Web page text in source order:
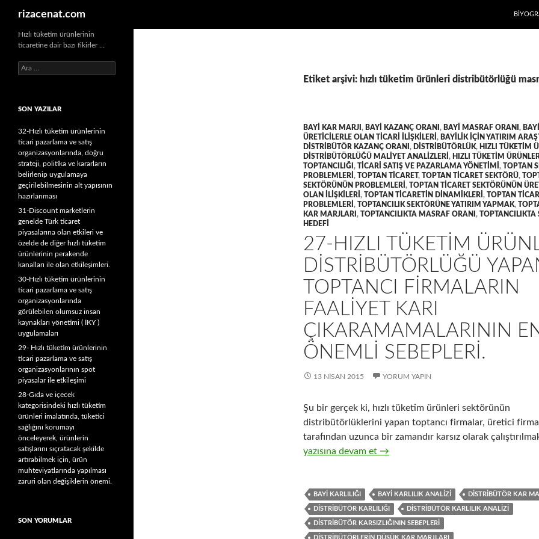
rizacenat.com
Etiket arşivi: hızlı tüketim ürünleri distribütörlüğü
BAYI KAR MARJI , BAYI KAZANÇ ORANI , BAYI MASRAF ORANI ,
ÜRETICILERLE OLAN TICARI ILIŞKILERI , BAYILIK IÇIN YATIRIM
DISTRIBÜTÖR KAZANÇ ORANI , DISTRIBÜTÖRLÜK, HIZLI TÜKETIM
DISTRIBÜTÖRLÜĞÜ MALIYET ANALIZLERI , HIZLI TÜKETIM
TOPTANCILIĞI , TICARI SATIŞ VE PAZARLAMA YÖNETIMI , TOPTAN
PROBLEMLERI , TOPTAN TICARET, TOPTAN TICARET SEKTÖRÜ,
SEKTÖRÜNÜN PROBLEMLERI , TOPTAN TICARET SEKTÖRÜNÜN
OLAN ILIŞKILERI , TOPTAN TICARETIN DINAMIKLERI , TOPTAN
PROBLEMLERI , TOPTANCILIK SEKTÖRÜNE YATIRIM YAPMAK,
KAR MARJLARI , TOPTANCILIKTA MASRAF ORANI , TOPTANCILIKTA
HEDEFI
27-HIZLI TÜKETIM
DISTRIBÜTÖRLÜĞÜ
TOPTANCI FIRMALARIN
FAALIYET KARI
ÇIKARAMAMALARININ
ÖNEMLI SEBEPLERI.
13 NISAN 2015 YORUM YAPIN
Şu bir gerçek ki, hızlı tüketim ürünleri sektörünün
distribütörlüklerini yapan toptancı firmalar, üretici
tarafından uzunca bir zamandır karsız olarak
27-Hızlı tüketim ürünleri distribütörlüğü yapan toptancı
yazısına devam et →
BAYI KARLILIĞI BAYI KARLILIK ANALIZI DISTRIBÜTÖR KAR
DISTRIBÜTÖR KARLILIĞI DISTRIBÜTÖR KARLILIK ANALIZI
DISTRIBÜTÖR KARSIZLIĞININ SEBEPLERI
DISTRIBÜTÖRLERIN DÜŞÜK KAR MARJLARI
Hızlı tüketim ürünlerinin
ticaretine dair bazı fikirler …
A
r
a
SON YAZILAR
32-Hızlı tüketim ürünlerinin
ticari pazarlama ve satış
organizasyonlarında, doğru
strateji, politika ve kararların
belirlenip uygulamaya
geçirilebilmesinin alt yapısının
hazırlanması
31-Discount marketlerin
genelde Türk ticaret
piyasalarına olan etkileri ve
özelde de diğer hızlı tüketim
ürünlerinin perakende
kanalları ile olan etkileşimleri.
30-Hızlı tüketim ürünlerinin
ticari pazarlama ve satış
organizasyonlarında
görülebilen olumsuz insan
kaynakları yönetimi ( İKY )
uygulamaları
29- Hızlı tüketim ürünlerinin
ticari pazarlama ve satış
organizasyonlarının spot
piyasalar ile etkileşimi
28-Gıda ve içecek
kategorisindeki hızlı tüketim
ürünleri imalatında, tüketici
sağlığını korumayı
önceleyerek, ürünlerin
satışlarını sıçratacak şekilde
artırabilmek için, ürün
muhteviyatlarında yapılması
zaruri olan değişiklerin önemi.
SON YORUMLAR